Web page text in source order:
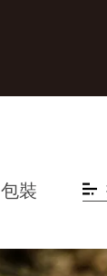
包裝